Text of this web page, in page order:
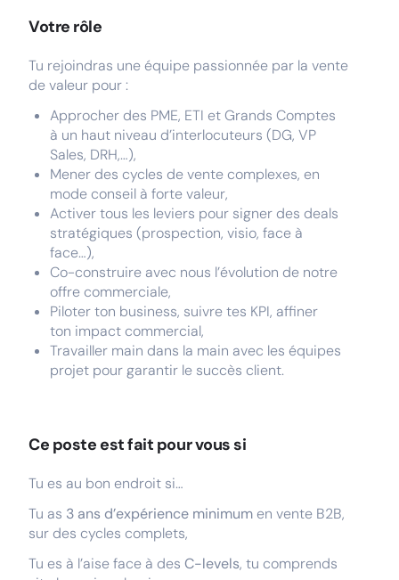
Votre rôle
Tu rejoindras une équipe passionnée par la vente
de valeur pour :
Approcher des PME, ETI et Grands Comptes
à un haut niveau d’interlocuteurs (DG, VP
Sales, DRH,…),
Mener des cycles de vente complexes, en
mode conseil à forte valeur,
Activer tous les leviers pour signer des deals
stratégiques (prospection, visio, face à
face…),
Co-construire avec nous l’évolution de notre
offre commerciale,
Piloter ton business, suivre tes KPI, affiner
ton impact commercial,
Travailler main dans la main avec les équipes
projet pour garantir le succès client.
Ce poste est fait pour vous si
Tu es au bon endroit si…
Tu as 3 ans d’expérience minimum en vente B2B,
sur des cycles complets,
Tu es à l’aise face à des C-levels, tu comprends